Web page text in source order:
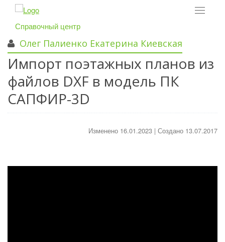
Toggle
Справочный центр
Олег Палиенко Екатерина Киевская
Импорт поэтажных планов из
файлов DXF в модель ПК
САПФИР-3D
Изменено 16.01.2023 | Создано 13.07.2017